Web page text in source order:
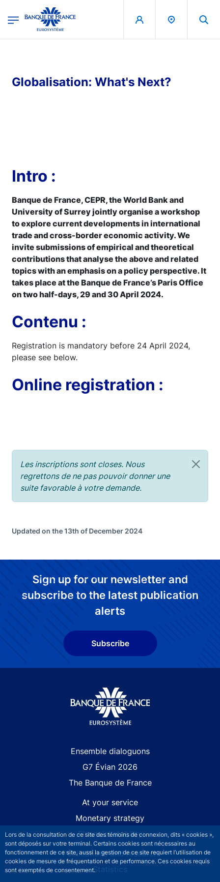
Lors de la consultation de ce site des témoins de connexion, dits « cookies »,
sont déposés sur votre terminal. Certains cookies sont nécessaires au
fonctionnement de ce site, aussi la gestion de ce site requiert l’utilisation de
cookies de mesure de fréquentation et de performance. Ces cookies requis
sont exemptés de consentement.
Banque de France - Menu Principal
Globalisation: What's Next?
Intro :
Banque de France, CEPR, the World Bank and
University of Surrey jointly organise a workshop
to explore current developments in international
trade and cross-border economic activity. We
invite submissions of empirical and theoretical
contributions that analyse the above and related
topics with an emphasis on a policy perspective. It
takes place at the Banque de France’s Paris Office
on two half-days, 29 and 30 April 2024.
Contenu :
Registration is mandatory before 24 April 2024,
please see below.
Online registration :
Les inscriptions sont closes. Nous
regrettons de ne pas pouvoir donner une
suite favorable à votre demande.
Updated on the 13th of December 2024
Sign up for our newsletter and
subscribe to the latest publication
alerts
Subscribe
Ensemble dialoguons
G7 Évian 2026
The Banque de France
At your service
Monetary strategy
Financial stability
Publications and research
Statistics